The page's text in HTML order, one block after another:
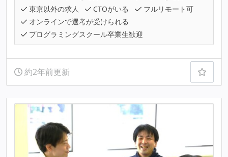
東京以外の求人
CTOがいる
フルリモート可
オンラインで選考が受けられる
プログラミングスクール卒業生歓迎
約2年前更新